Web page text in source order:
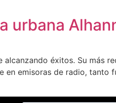
urbana
éxitos. Su más
emisoras de radio, tanto